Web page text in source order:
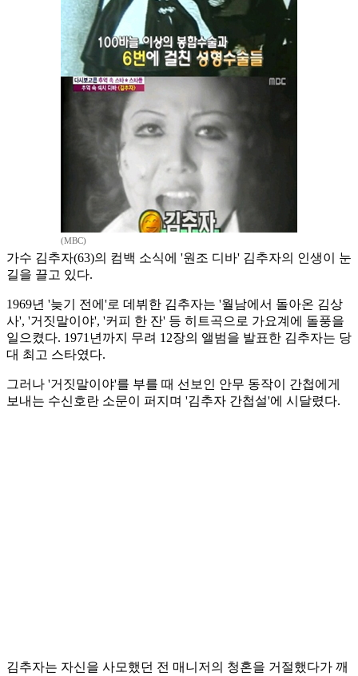
(MBC)
가수 김추자(63)의 컴백 소식에 '원조 디바' 김추자의 인생이 눈
길을 끌고 있다.
1969년 '늦기 전에'로 데뷔한 김추자는 '월남에서 돌아온 김상
사', '거짓말이야', '커피 한 잔' 등 히트곡으로 가요계에 돌풍을
일으켰다. 1971년까지 무려 12장의 앨범을 발표한 김추자는 당
대 최고 스타였다.
그러나 '거짓말이야'를 부를 때 선보인 안무 동작이 간첩에게
보내는 수신호란 소문이 퍼지며 '김추자 간첩설'에 시달렸다.
김추자는 자신을 사모했던 전 매니저의 청혼을 거절했다가 깨